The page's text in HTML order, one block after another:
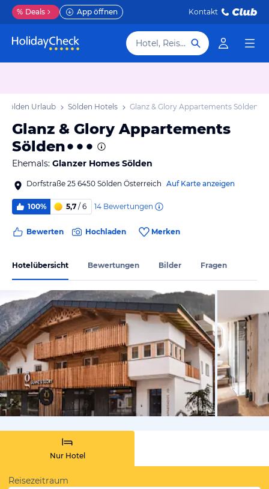
% Deals App öffnen Kontakt
Hotel, Reiseziel
Sölden Urlaub Sölden Hotels Glanz & Glory Appartements Sölden
Glanz & Glory Appartements
Sölden
Ehemals: Glanzer Homes Sölden
Dorfstraße 25 6450 Sölden Österreich Auf Karte anzeigen
100% 5,7 / 6 14 Bewertungen
Bewerten Hochladen Merken
Hotelübersicht Bewertungen Bilder Fragen
vom
Nur Hotel
Reisezeitraum